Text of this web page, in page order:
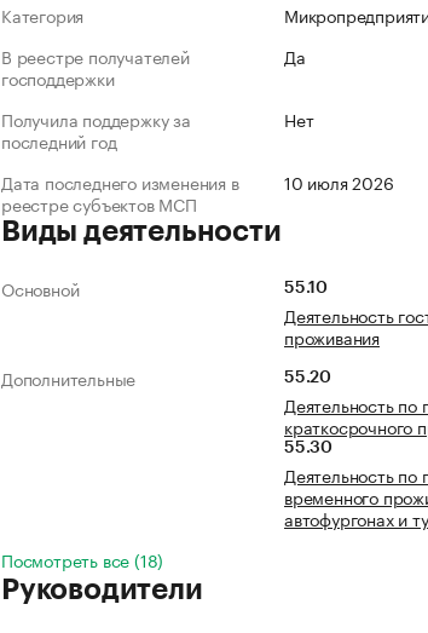
Категория
В реестре получателей
господдержки
Да
Получила поддержку за
последний год
Нет
Дата последнего изменения в
реестре субъектов МСП
10 июля 2026
Виды деятельности
Основной 55.10
Деятельность
проживания
Дополнительные
55.20
Деятельность по
краткосрочного
55.30
Деятельность по
временного
автофургонах и
Посмотреть все (18)
Руководители